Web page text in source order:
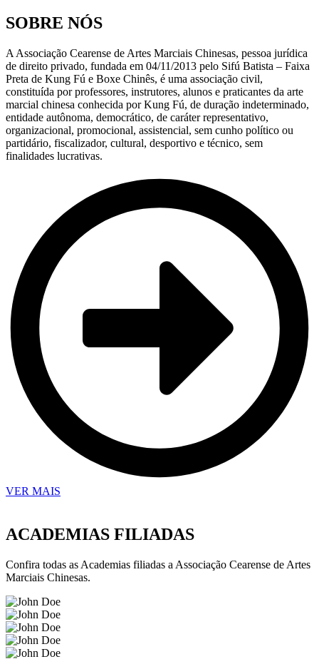
SOBRE NÓS
A Associação Cearense de Artes Marciais Chinesas, pessoa jurídica
de direito privado, fundada em 04/11/2013 pelo Sifú Batista – Faixa
Preta de Kung Fú e Boxe Chinês, é uma associação civil,
constituída por professores, instrutores, alunos e praticantes da arte
marcial chinesa conhecida por Kung Fú, de duração indeterminado,
entidade autônoma, democrático, de caráter representativo,
organizacional, promocional, assistencial, sem cunho político ou
partidário, fiscalizador, cultural, desportivo e técnico, sem
finalidades lucrativas.
VER MAIS
ACADEMIAS FILIADAS
Confira todas as Academias filiadas a Associação Cearense de Artes
Marciais Chinesas.